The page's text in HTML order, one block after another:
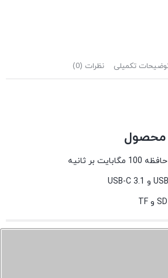
تکمیلی نظرات (0)
محصول
بر ثانیه